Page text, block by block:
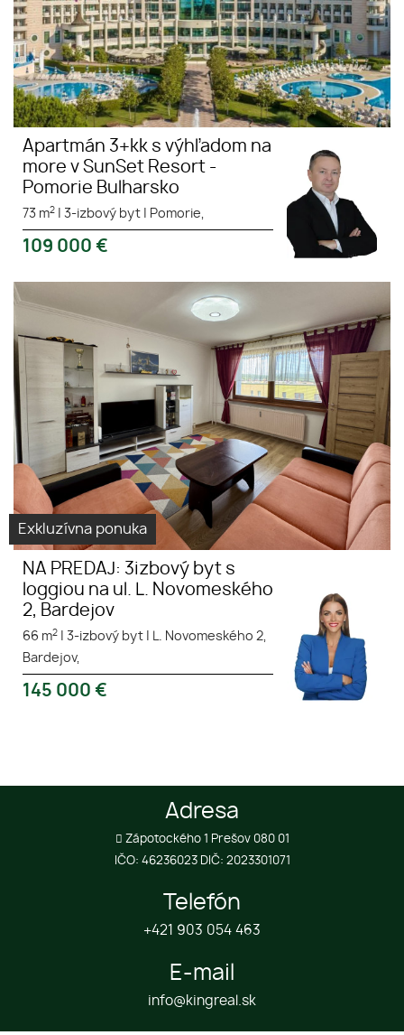
Apartmán 3+kk s výhľadom na
more v SunSet Resort -
Pomorie Bulharsko
73 m2 3-izbový byt Pomorie,
109 000 €
NA PREDAJ: 3izbový byt s
loggiou na ul. L. Novomeského
2, Bardejov
prehliadka
predaj
3izbový byt
Exkluzívna ponuka
NA PREDAJ: 3izbový byt s
loggiou na ul. L. Novomeského
2, Bardejov
66 m2 3-izbový byt
L. Novomeského 2,
Bardejov,
145 000 €
Adresa
Zápotockého 1 Prešov 080 01
IČO: 46236023 DIČ: 2023301071
Telefón
+421 903 054 463
E-mail
info@kingreal.sk